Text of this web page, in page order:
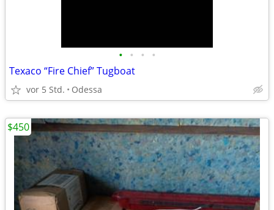
• • • •
Texaco “Fire Chief” Tugboat
vor 5 Std. Odessa
$450